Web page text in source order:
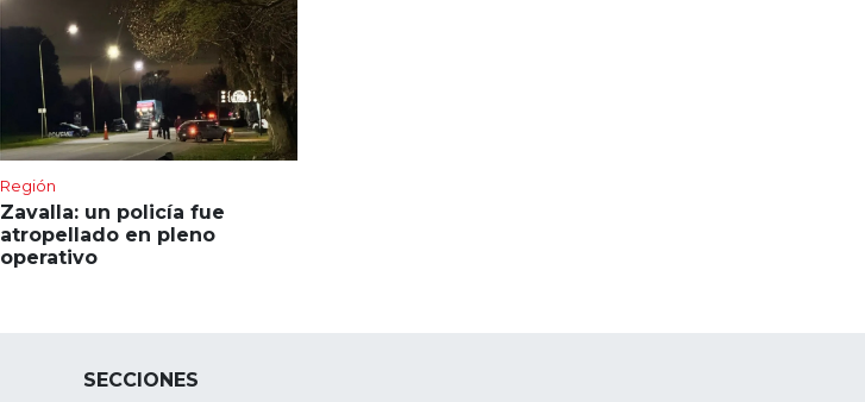
Región
Zavalla: un policía fue
atropellado en pleno
operativo
SECCIONES